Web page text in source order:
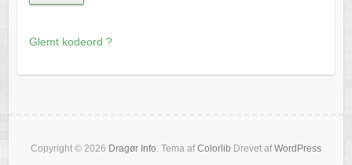
Glemt kodeord ?
Copyright © 2026 Dragør Info. Tema afColorlib Drevet afWordPress